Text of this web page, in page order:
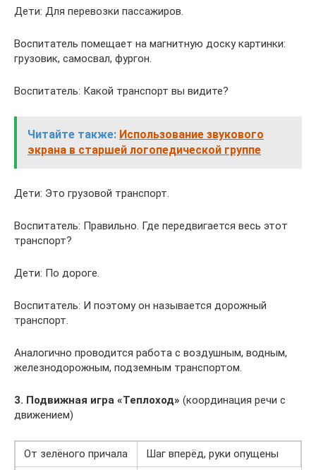
Дети: Для перевозки пассажиров.
Воспитатель помещает на магнитную доску картинки:
грузовик, самосвал, фургон.
Воспитатель: Какой транспорт вы видите?
Читайте также: Использование звукового
экрана в старшей логопедической группе
Дети: Это грузовой транспорт.
Воспитатель: Правильно. Где передвигается весь этот
транспорт?
Дети: По дороге.
Воспитатель: И поэтому он называется дорожный
транспорт.
Аналогично проводится работа с воздушным, водным,
железнодорожным, подземным транспортом.
3. Подвижная игра «Теплоход» (координация речи с
движением)
От зелёного причала Шаг вперёд, руки опущены